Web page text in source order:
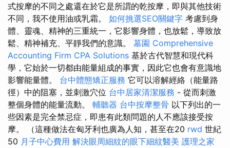
式按摩的不同之處還在於它是所謂的乾按摩，即與其他技術
不同，我不使用油或乳霜。 如何挑選SEO關鍵字 考慮到身
體、靈魂、精神的三重統一，它影響身體，也放鬆，導致放
鬆、精神補充、平靜我們的意識。 墓園 Comprehensive
Accounting Firm CPA Solutions 基於古代智慧和現代科
學，它始於一切都由能量組成的事實，因此它也會有意識地
影響能量體。 台中體態矯正服務 它可以溶解經絡（能量路
徑）中的阻塞，並刺激穴位 台中居家清潔服務 - 從而刺激
整個身體的能量流動。 輔聽器 台中按摩整骨 以下列出的一
些因素是完全禁忌症，即患有此類問題的人不應該接受按
摩。 （這種做法在匈牙利也廣為人知，甚至在20 rwd 世紀
50 月子中心費用 解決眼周細紋的眼下細紋醫美 護理之家